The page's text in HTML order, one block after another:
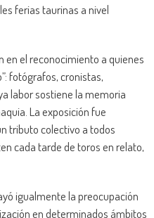
ferias taurinas a nivel
en el reconocimiento a quienes
fotógrafos, cronistas,
labor sostiene la memoria
La exposición fue
tributo colectivo a todos
cada tarde de toros en relato,
igualmente la preocupación
en determinados ámbitos